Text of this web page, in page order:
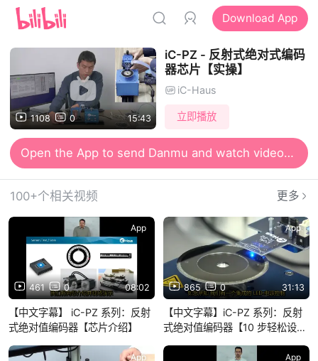
Download App
1108 0 15:43
iC-PZ - 反射式绝对式编码
器芯片【实操】
iC-Haus
立即播放
Open the App to send Danmu and watch videos together
100+个相关视频 更多
461 0 08:02
App
【中文字幕】 iC-PZ 系列：反射
式绝对值编码器【芯片介绍】
865 0 31:13
App
【中文字幕】iC-PZ 系列：反射
式绝对值编码器【10 步轻松设
App App